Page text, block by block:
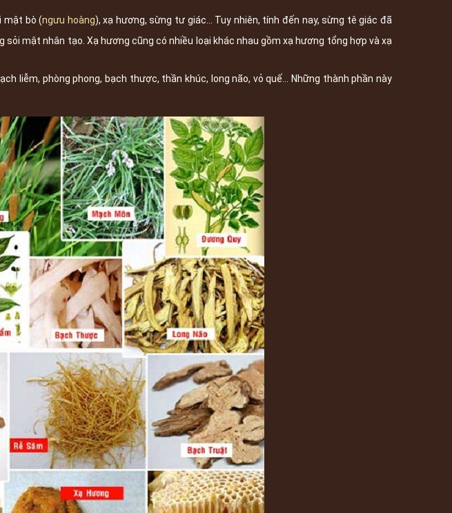
mật bò (ngưu hoàng), xạ hương, sừng tư giác... Tuy nhiên, tính đến nay, sừng tê giác đã
mật nhân tạo. Xạ hương cũng có nhiều loại khác nhau gồm xạ hương tổng hợp và xạ
liễm, phòng phong, bạch thược, thần khúc, long não, vỏ quế... Những thành phần này